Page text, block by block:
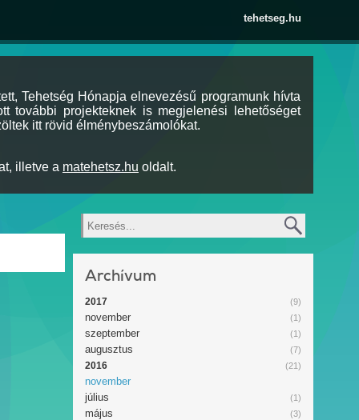
tehetseg.hu
Tehetség Hónapja elnevezésű programunk hívta
további projekteknek is megjelenési lehetőséget
itt rövid élménybeszámolókat.
illetve a matehetsz.hu oldalt.
Keresés
Archívum
(9)
2017
(1)
november
(1)
szeptember
(7)
augusztus
(21)
2016
november
(1)
július
(3)
május